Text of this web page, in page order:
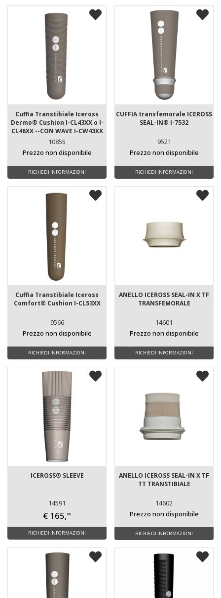
Cuffia Transtibiale Iceross
Dermo® Cushion I-CL43XX o I-
CL46XX --CON WAVE I-CW43XX
10855
Prezzo non disponibile
RICHIEDI INFORMAZIONI
CUFFIA transfemorale ICEROSS
SEAL-IN® I-7532
9521
Prezzo non disponibile
RICHIEDI INFORMAZIONI
Cuffia Transtibiale Iceross
Comfort® Cushion I-CL53XX
9566
Prezzo non disponibile
RICHIEDI INFORMAZIONI
ANELLO ICEROSS SEAL-IN X TF
TRANSFEMORALE
14601
Prezzo non disponibile
RICHIEDI INFORMAZIONI
ICEROSS® SLEEVE
14591
€ 165,00
RICHIEDI INFORMAZIONI
ANELLO ICEROSS SEAL-IN X TF
TT TRANSTIBIALE
14602
Prezzo non disponibile
RICHIEDI INFORMAZIONI